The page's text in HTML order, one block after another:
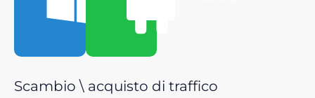
Scambio \ acquisto di traffico